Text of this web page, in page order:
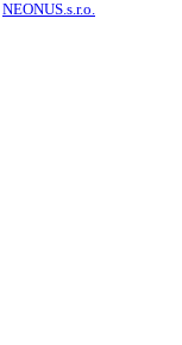
NEONUS.s.r.o.